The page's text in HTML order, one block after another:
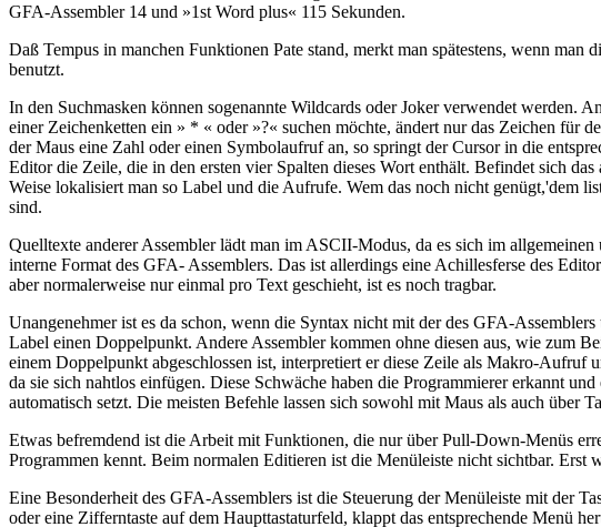
GFA-Assembler 14 und »1st Word plus« 115 Sekunden.
Daß Tempus in manchen Funktionen Pate stand, merkt man spätestens, wenn
benutzt.
In den Suchmasken können sogenannte Wildcards oder Joker verwendet werden.
einer Zeichenketten ein » * « oder »?« suchen möchte, ändert nur das Zeichen für
der Maus eine Zahl oder einen Symbolaufruf an, so springt der Cursor in die
Editor die Zeile, die in den ersten vier Spalten dieses Wort enthält. Befindet sich
Weise lokalisiert man so Label und die Aufrufe. Wem das noch nicht genügt,'dem
sind.
Quelltexte anderer Assembler lädt man im ASCII-Modus, da es sich im
interne Format des GFA- Assemblers. Das ist allerdings eine Achillesferse des
aber normalerweise nur einmal pro Text geschieht, ist es noch tragbar.
Unangenehmer ist es da schon, wenn die Syntax nicht mit der des GFA-
Label einen Doppelpunkt. Andere Assembler kommen ohne diesen aus, wie zum
einem Doppelpunkt abgeschlossen ist, interpretiert er diese Zeile als Makro-Aufruf
da sie sich nahtlos einfügen. Diese Schwäche haben die Programmierer erkannt
automatisch setzt. Die meisten Befehle lassen sich sowohl mit Maus als auch über
Etwas befremdend ist die Arbeit mit Funktionen, die nur über Pull-Down-Menüs
Programmen kennt. Beim normalen Editieren ist die Menüleiste nicht sichtbar. Erst
Eine Besonderheit des GFA-Assemblers ist die Steuerung der Menüleiste mit der
oder eine Zifferntaste auf dem Haupttastaturfeld, klappt das entsprechende Menü